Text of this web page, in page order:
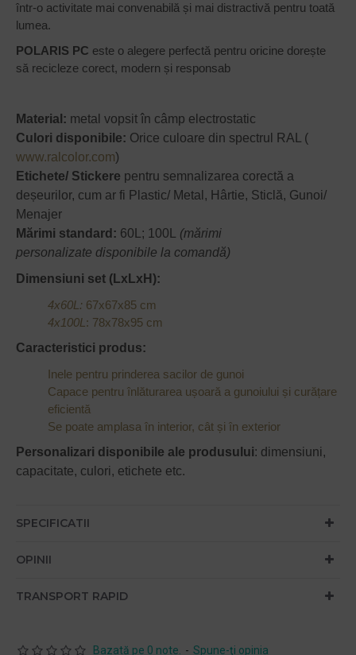
într-o activitate mai convenabilă și mai distractivă pentru toată
lumea.
POLARIS PC este o alegere perfectă pentru oricine dorește
să recicleze corect, modern și responsab
Material: metal vopsit în câmp electrostatic
Culori disponibile: Orice culoare din spectrul RAL (
www.ralcolor.com)
Etichete/ Stickere pentru semnalizarea corectă a
deșeurilor, cum ar fi Plastic/ Metal, Hârtie, Sticlă, Gunoi/
Menajer
Mărimi standard: 60L; 100L (mărimi
personalizate disponibile la comandă)
Dimensiuni set (LxLxH):
4x60L: 67x67x85 cm
4x100L : 78x78x95 cm
Caracteristici produs:
Inele pentru prinderea sacilor de gunoi
Capace pentru înlăturarea ușoară a gunoiului și curățare
eficientă
Se poate amplasa în interior, cât și în exterior
Personalizari disponibile ale produsului: dimensiuni,
capacitate, culori, etichete etc.
SPECIFICATII
OPINII
TRANSPORT RAPID
Bazată pe 0 note. - Spune-ţi opinia